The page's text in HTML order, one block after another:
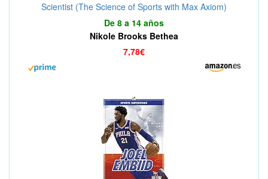
Scientist (The Science of Sports with Max Axiom)
De 8 a 14 años
Nikole Brooks Bethea
7,78€